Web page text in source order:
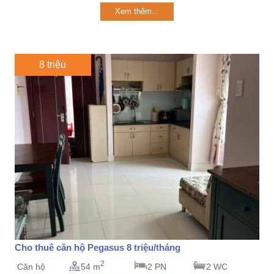
Xem thêm...
8 triệu
Cho thuê căn hộ Pegasus 8 triệu/tháng
Căn hộ 54 m2 2 PN 2 WC